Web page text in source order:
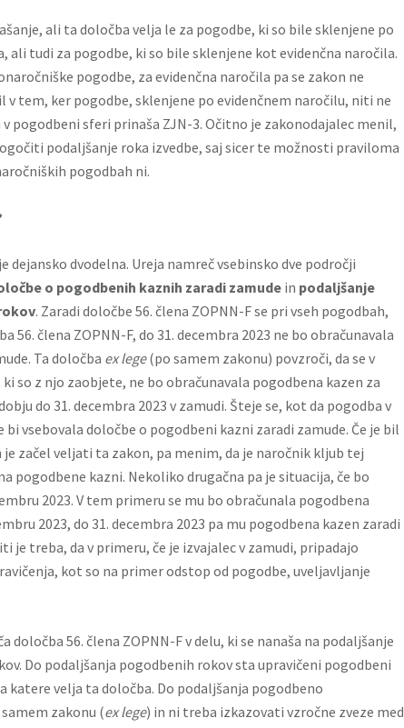
ali ta določba velja le za pogodbe, ki so bile sklenjene po
ali tudi za pogodbe, ki so bile sklenjene kot evidenčna naročila.
pogodbe, za evidenčna naročila pa se zakon ne
v tem, ker pogodbe, sklenjene po evidenčnem naročilu, niti ne
pogodbeni sferi prinaša ZJN-3. Očitno je zakonodajalec menil,
podaljšanje roka izvedbe, saj sicer te možnosti praviloma
pogodbah ni.
dejansko dvodelna. Ureja namreč vsebinsko dve področji
o pogodbenih kaznih zaradi zamude in podaljšanje
. Zaradi določbe 56. člena ZOPNN-F se pri vseh pogodbah,
56. člena ZOPNN-F, do 31. decembra 2023 ne bo obračunavala
Ta določba ex lege(po samem zakonu) povzroči, da se v
so z njo zaobjete, ne bo obračunavala pogodbena kazen za
do 31. decembra 2023 v zamudi. Šteje se, kot da pogodba v
bi vsebovala določbe o pogodbeni kazni zaradi zamude. Če je bil
je začel veljati ta zakon, pa menim, da je naročnik kljub tej
pogodbene kazni. Nekoliko drugačna pa je situacija, če bo
2023. V tem primeru se mu bo obračunala pogodbena
2023, do 31. decembra 2023 pa mu pogodbena kazen zaradi
je treba, da v primeru, če je izvajalec v zamudi, pripadajo
kot so na primer odstop od pogodbe, uveljavljanje
določba 56. člena ZOPNN-F v delu, ki se nanaša na podaljšanje
Do podaljšanja pogodbenih rokov sta upravičeni pogodbeni
katere velja ta določba. Do podaljšanja pogodbeno
zakonu (ex lege) in ni treba izkazovati vzročne zveze med